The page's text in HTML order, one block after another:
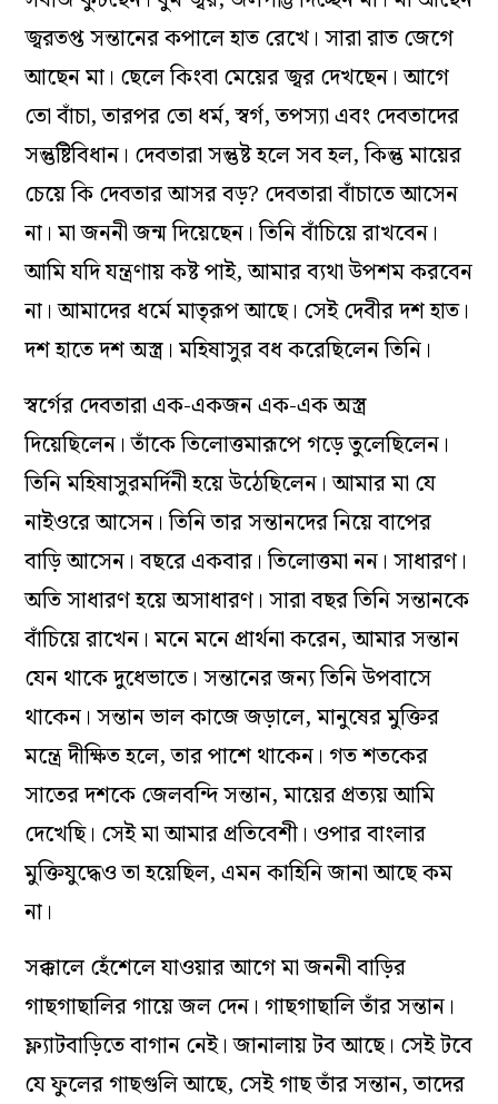
জ্বরতপ্ত সন্তানের কপালে হাত রেখে। সারা রাত জেগে
আছেন মা। ছেলে কিংবা মেয়ের জ্বর দেখছেন। আগে
তো বাঁচা, তারপর তো ধর্ম, স্বর্গ, তপস‌্যা এবং দেবতাদের
সন্তুষ্টিবিধান। দেবতারা সন্তুষ্ট হলে সব হল, কিন্তু মায়ের
চেয়ে কি দেবতার আসর বড়? দেবতারা বাঁচাতে আসেন
না। মা জননী জন্ম দিয়েছেন। তিনি বাঁচিয়ে রাখবেন।
আমি যদি যন্ত্রণায় কষ্ট পাই, আমার ব্যথা উপশম করবেন
না। আমাদের ধর্মে মাতৃরূপ আছে। সেই দেবীর দশ হাত।
দশ হাতে দশ অস্ত্র। মহিষাসুর বধ করেছিলেন তিনি।
স্বর্গের দেবতারা এক-একজন এক-এক অস্ত্র
দিয়েছিলেন। তাঁকে তিলোত্তমারূপে গড়ে তুলেছিলেন।
তিনি মহিষাসুরমর্দিনী হয়ে উঠেছিলেন। আমার মা যে
নাইওরে আসেন। তিনি তার সন্তানদের নিয়ে বাপের
বাড়ি আসেন। বছরে একবার। তিলোত্তমা নন। সাধারণ।
অতি সাধারণ হয়ে অসাধারণ। সারা বছর তিনি সন্তানকে
বাঁচিয়ে রাখেন। মনে মনে প্রার্থনা করেন, আমার সন্তান
যেন থাকে দুধেভাতে। সন্তানের জন্য তিনি উপবাসে
থাকেন। সন্তান ভাল কাজে জড়ালে, মানুষের মুক্তির
মন্ত্রে দীক্ষিত হলে, তার পাশে থাকেন। গত শতকের
সাতের দশকে জেলবন্দি সন্তান, মায়ের প্রত‌্যয় আমি
দেখেছি। সেই মা আমার প্রতিবেশী। ওপার বাংলার
মুক্তিযুদ্ধেও তা হয়েছিল, এমন কাহিনি জানা আছে কম
না।
সক্কালে হেঁশেলে যাওয়ার আগে মা জননী বাড়ির
গাছগাছালির গায়ে জল দেন। গাছগাছালি তাঁর সন্তান।
ফ্ল্যাটবাড়িতে বাগান নেই। জানালায় টব আছে। সেই টবে
যে ফুলের গাছগুলি আছে, সেই গাছ তাঁর সন্তান, তাদের